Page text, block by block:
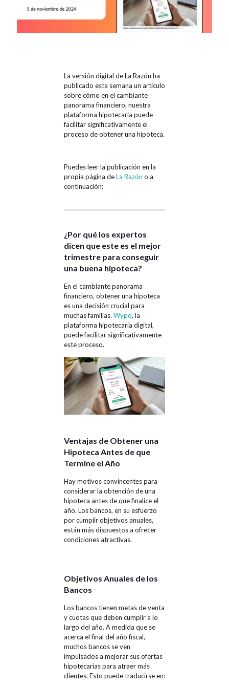
La versión digital de La Razón ha
publicado esta semana un artículo
sobre cómo en el cambiante
panorama financiero, nuestra
plataforma hipotecaria puede
facilitar significativamente el
proceso de obtener una hipoteca.
Puedes leer la publicación en la
propia página deLa Razón o a
continuación:
¿Por qué los expertos
dicen que este es el mejor
trimestre para conseguir
una buena hipoteca?
En el cambiante panorama
financiero, obtener una hipoteca
es una decisión crucial para
muchas familias. Wypo, la
plataforma hipotecaria digital,
puede facilitar significativamente
este proceso.
Ventajas de Obtener una
Hipoteca Antes de que
Termine el Año
Hay motivos convincentes para
considerar la obtención de una
hipoteca antes de que finalice el
año. Los bancos, en su esfuerzo
por cumplir objetivos anuales,
están más dispuestos a ofrecer
condiciones atractivas.
Objetivos Anuales de los
Bancos
Los bancos tienen metas de venta
y cuotas que deben cumplir a lo
largo del año. A medida que se
acerca el final del año fiscal,
muchos bancos se ven
impulsados a mejorar sus ofertas
hipotecarias para atraer más
clientes. Esto puede traducirse en: